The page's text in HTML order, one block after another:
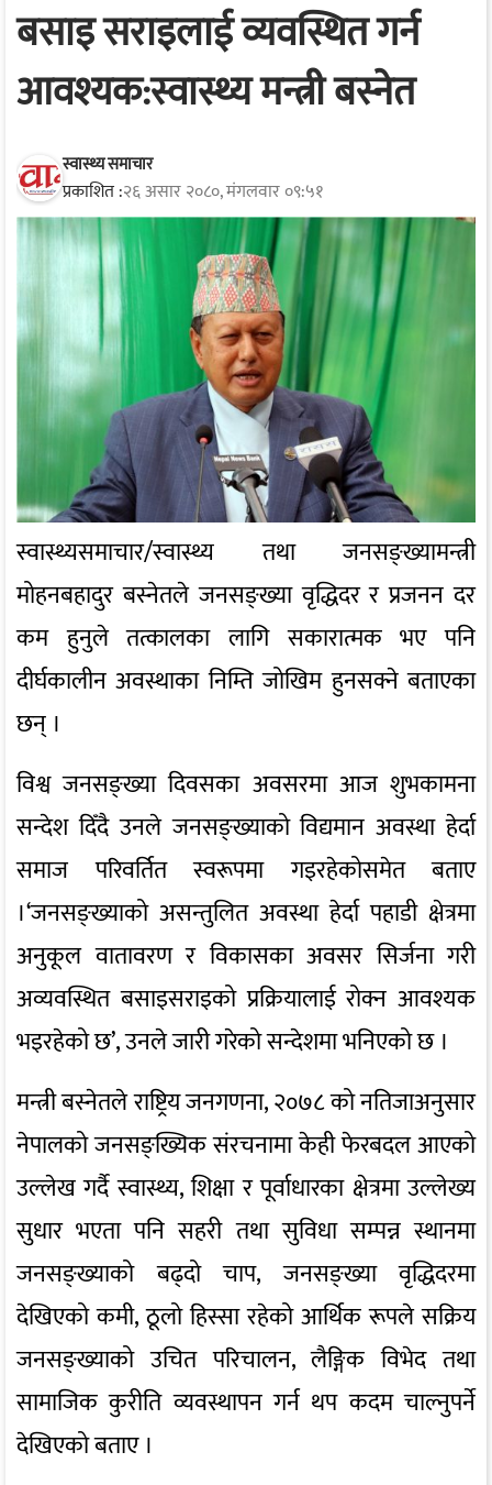
बसाइ सराइलाई व्यवस्थित गर्न
आवश्यक:स्वास्थ्य मन्त्री बस्नेत
स्वास्थ्य समाचार
प्रकाशित :२६ असार २०८०, मंगलवार ०९:५१
स्वास्थ्यसमाचार/स्वास्थ्य तथा जनसङ्ख्यामन्त्री
मोहनबहादुर बस्नेतले जनसङ्ख्या वृद्धिदर र प्रजनन दर
कम हुनुले तत्कालका लागि सकारात्मक भए पनि
दीर्घकालीन अवस्थाका निम्ति जोखिम हुनसक्ने बताएका
छन् ।
विश्व जनसङ्ख्या दिवसका अवसरमा आज शुभकामना
सन्देश दिँदै उनले जनसङ्ख्याको विद्यमान अवस्था हेर्दा
समाज परिवर्तित स्वरूपमा गइरहेकोसमेत बताए
।‘जनसङ्ख्याको असन्तुलित अवस्था हेर्दा पहाडी क्षेत्रमा
अनुकूल वातावरण र विकासका अवसर सिर्जना गरी
अव्यवस्थित बसाइसराइको प्रक्रियालाई रोक्न आवश्यक
भइरहेको छ’, उनले जारी गरेको सन्देशमा भनिएको छ ।
मन्त्री बस्नेतले राष्ट्रिय जनगणना, २०७८ को नतिजाअनुसार
नेपालको जनसङ्ख्यिक संरचनामा केही फेरबदल आएको
उल्लेख गर्दै स्वास्थ्य, शिक्षा र पूर्वाधारका क्षेत्रमा उल्लेख्य
सुधार भएता पनि सहरी तथा सुविधा सम्पन्न स्थानमा
जनसङ्ख्याको बढ्दो चाप, जनसङ्ख्या वृद्धिदरमा
देखिएको कमी, ठूलो हिस्सा रहेको आर्थिक रूपले सक्रिय
जनसङ्ख्याको उचित परिचालन, लैङ्गिक विभेद तथा
सामाजिक कुरीति व्यवस्थापन गर्न थप कदम चाल्नुपर्ने
देखिएको बताए ।